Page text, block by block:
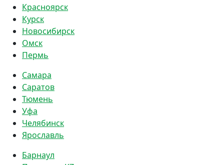
Красноярск
Курск
Новосибирск
Омск
Пермь
Самара
Саратов
Тюмень
Уфа
Челябинск
Ярославль
Барнаул